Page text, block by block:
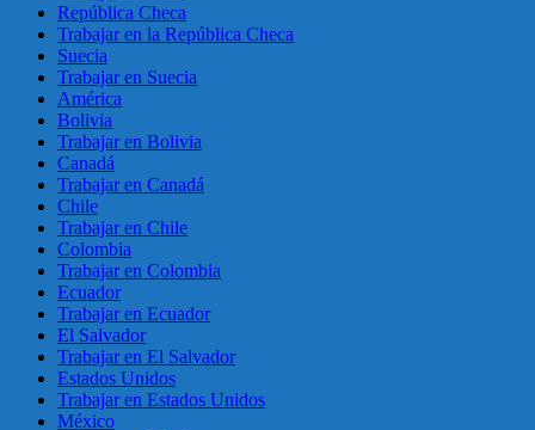
República Checa
Trabajar en la República Checa
Suecia
Trabajar en Suecia
América
Bolivia
Trabajar en Bolivia
Canadá
Trabajar en Canadá
Chile
Trabajar en Chile
Colombia
Trabajar en Colombia
Ecuador
Trabajar en Ecuador
El Salvador
Trabajar en El Salvador
Estados Unidos
Trabajar en Estados Unidos
México